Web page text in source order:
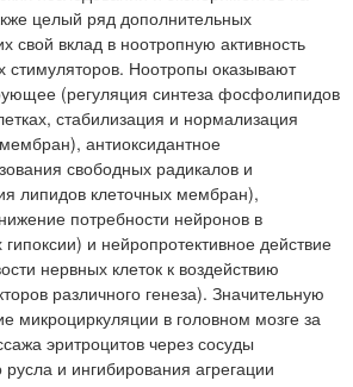
целый ряд дополнительных
свой вклад в ноотропную активность
стимуляторов. Ноотропы оказывают
(регуляция синтеза фосфолипидов
стабилизация и нормализация
антиоксидантное
свободных радикалов и
липидов клеточных мембран),
потребности нейронов в
и нейропротективное действие
нервных клеток к воздействию
различного генеза). Значительную
микроциркуляции в головном мозге за
эритроцитов через сосуды
и ингибирования агрегации